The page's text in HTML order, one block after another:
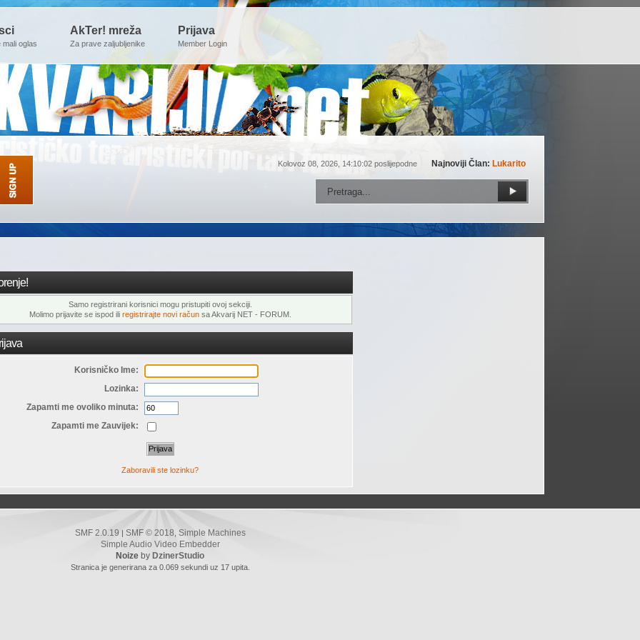
mali oglas
AkTer! mreža
Za prave zaljubljenike
Prijava
Member Login
Kolovoz 08, 2026, 14:10:02 poslijepodne Najnoviji Član: Lukarito
Samo registrirani korisnici mogu pristupiti ovoj sekciji.
Molimo prijavite se ispod ili registrirajte novi računsa Akvarij NET - FORUM.
Korisničko Ime:
Lozinka:
Zapamti me ovoliko minuta:
Zapamti me Zauvijek:
Zaboravili ste lozinku?
SMF 2.0.19 SMF © 2018 Simple Machines
Simple Audio Video Embedder
Noize by DzinerStudio
Stranica je generirana za 0.069 sekundi uz 17 upita.